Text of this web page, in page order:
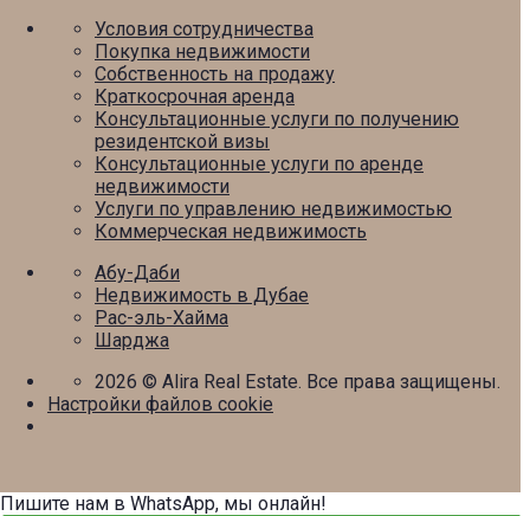
Условия сотрудничества
Покупка недвижимости
Собственность на продажу
Краткосрочная аренда
Консультационные услуги по получению
резидентской визы
Консультационные услуги по аренде
недвижимости
Услуги по управлению недвижимостью
Коммерческая недвижимость
Абу-Даби
Недвижимость в Дубае
Рас-эль-Хайма
Шарджа
2026 © Alira Real Estate. Все права защищены.
Настройки файлов cookie
Пишите нам в WhatsApp, мы онлайн!